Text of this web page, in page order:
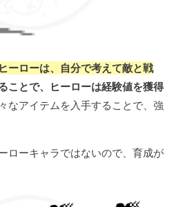
ーローは、自分で考えて敵と戦
ことで、ヒーローは経験値を獲得
なアイテムを入手することで、強
ローキャラではないので、育成が